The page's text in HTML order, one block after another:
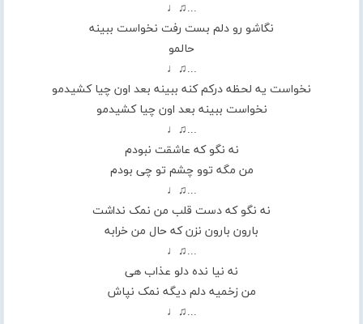
...♫♩
نگاشو رو دلم بست رفت نخواست ببینه
حالمو
...♫♩
نخواست یه لحظه درکم کنه ببینه بعد اون چیا کشیدمو
نخواست ببینه بعد اون چیا کشیدمو
...♫♩
نه نگو که عاشقت نبودم
من مگه توو چشم تو چی بودم
...♫♩
نه نگو که دست قلب من نمک نداشت
بارون بارون نزن که حال من خرابه
...♫♩
نه نیا نده دلو عذاب هی
من زخمیه دلم دیگه نمک نپاش
...♫♩